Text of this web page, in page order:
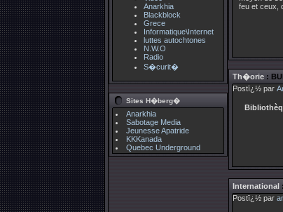
Anarkhia
Blackblock
Grece
Informatique\Internet
luttes autochtones
N.W.O
Radio
S�curit�
Sites H�berg�
Anarkhia
Sabotage Media
Jeunesse Apatride
KKKanada
Quebec Underground
feu et ceux,
Th�orie:
Postï¿½ par
International:
Postï¿½ par